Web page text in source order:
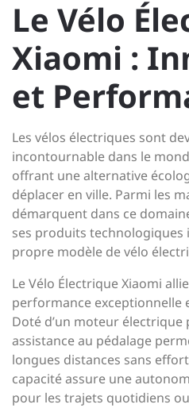
Le Vélo
Xiaomi :
et
Les vélos électriques sont
incontournable dans le
offrant une alternative
déplacer en ville. Parmi les
démarquent dans ce
ses produits technologiques
propre modèle de vélo
Le Vélo Électrique Xiaomi
performance exceptionnelle
Doté d’un moteur
assistance au pédalage
longues distances sans
capacité assure une
pour les trajets quotidiens